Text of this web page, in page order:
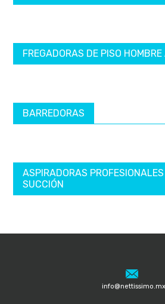
FREGADORAS DE PISO
BARREDORAS
ASPIRADORAS
SUCCIÓN
info@nettissimo.mx